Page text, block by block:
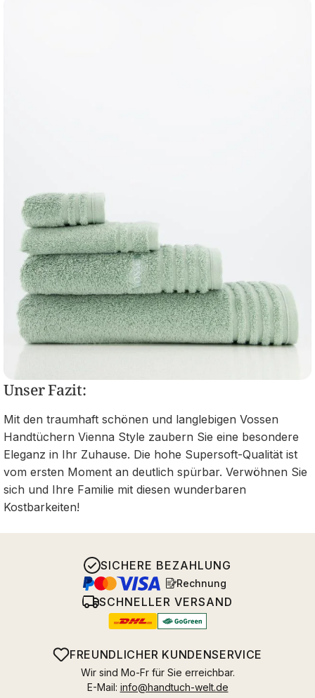
Unser Fazit:
Mit den traumhaft schönen und langlebigen Vossen
Handtüchern Vienna Style zaubern Sie eine besondere
Eleganz in Ihr Zuhause. Die hohe Supersoft-Qualität ist
vom ersten Moment an deutlich spürbar. Verwöhnen Sie
sich und Ihre Familie mit diesen wunderbaren
Kostbarkeiten!
SICHERE BEZAHLUNG
Rechnung
SCHNELLER VERSAND
FREUNDLICHER KUNDENSERVICE
Wir sind Mo-Fr für Sie erreichbar.
E-Mail: info@handtuch-welt.de